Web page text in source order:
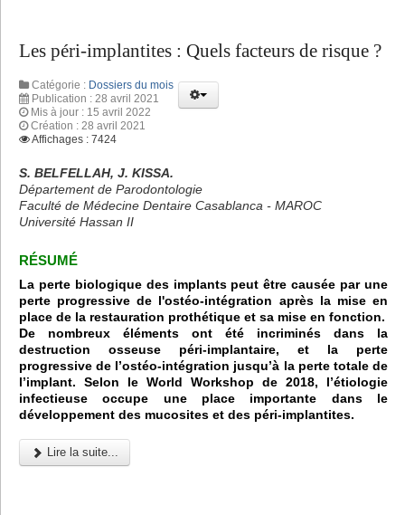
Les péri-implantites : Quels facteurs de risque ?
Catégorie : Dossiers du mois
Publication : 28 avril 2021
Mis à jour : 15 avril 2022
Création : 28 avril 2021
Affichages : 7424
S. BELFELLAH, J. KISSA.
Département de Parodontologie
Faculté de Médecine Dentaire Casablanca - MAROC
Université Hassan II
RÉSUMÉ
La perte biologique des implants peut être causée par une
perte progressive de l'ostéo-intégration après la mise en
place de la restauration prothétique et sa mise en fonction.
De nombreux éléments ont été incriminés dans la
destruction osseuse péri-implantaire, et la perte
progressive de l’ostéo-intégration jusqu’à la perte totale de
l’implant. Selon le World Workshop de 2018, l’étiologie
infectieuse occupe une place importante dans le
développement des mucosites et des péri-implantites.
Lire la suite...